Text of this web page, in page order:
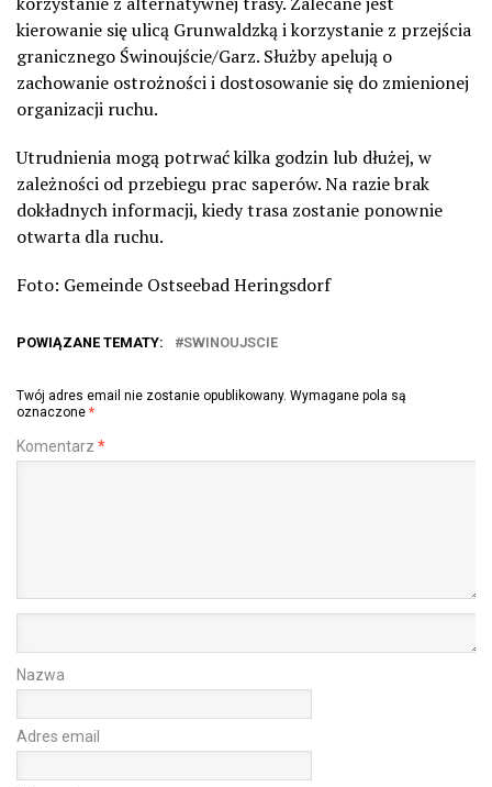
kierowanie się ulicą Grunwaldzką i korzystanie z przejścia
granicznego Świnoujście/Garz. Służby apelują o
zachowanie ostrożności i dostosowanie się do zmienionej
organizacji ruchu.
Utrudnienia mogą potrwać kilka godzin lub dłużej, w
zależności od przebiegu prac saperów. Na razie brak
dokładnych informacji, kiedy trasa zostanie ponownie
otwarta dla ruchu.
Foto: Gemeinde Ostseebad Heringsdorf
POWIĄZANE TEMATY: SWINOUJSCIE
Twój adres email nie zostanie opublikowany. Wymagane pola są
oznaczone *
Komentarz *
Nazwa
Adres email